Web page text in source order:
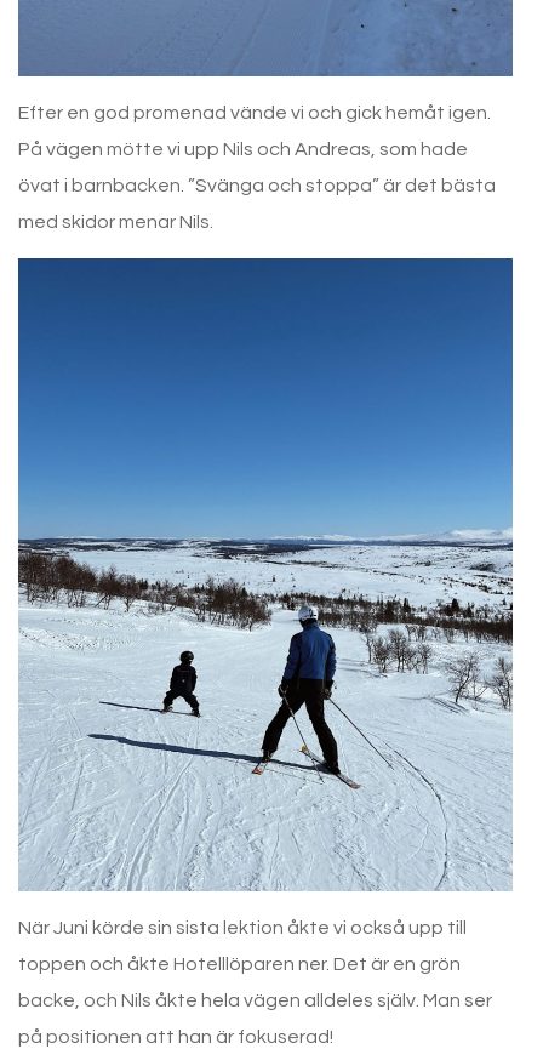
Efter en god promenad vände vi och gick hemåt igen.
På vägen mötte vi upp Nils och Andreas, som hade
övat i barnbacken. ”Svänga och stoppa” är det bästa
med skidor menar Nils.
När Juni körde sin sista lektion åkte vi också upp till
toppen och åkte Hotelllöparen ner. Det är en grön
backe, och Nils åkte hela vägen alldeles själv. Man ser
på positionen att han är fokuserad!